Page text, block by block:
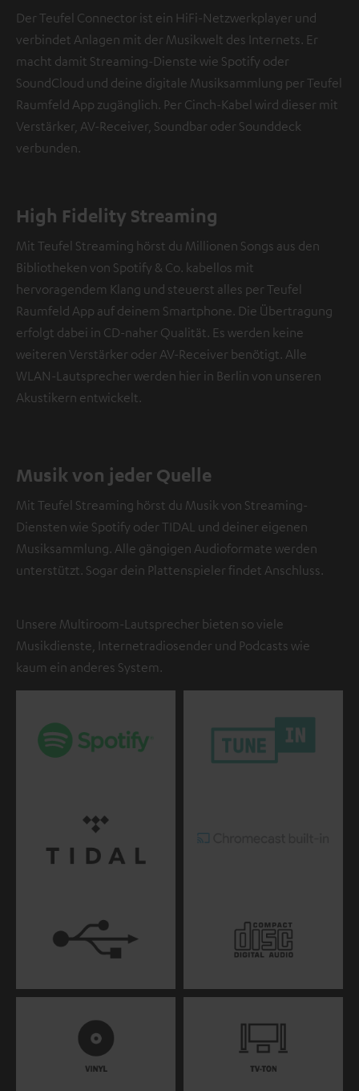
Der Teufel Connector ist ein HiFi-Netzwerkplayer und
verbindet Anlagen mit der Musikwelt des Internets. Er
macht damit Streaming-Dienste wie Spotify oder
SoundCloud und deine digitale Musiksammlung per Teufel
Raumfeld App zugänglich. Per Cinch-Kabel wird dieser mit
Verstärker, AV-Receiver, Soundbar oder Sounddeck
verbunden.
High Fidelity Streaming
Mit Teufel Streaming hörst du Millionen Songs aus den
Bibliotheken von Spotify & Co. kabellos mit
hervoragendem Klang und steuerst alles per Teufel
Raumfeld App auf deinem Smartphone. Die Übertragung
erfolgt dabei in CD-naher Qualität. Es werden keine
weiteren Verstärker oder AV-Receiver benötigt. Alle
WLAN-Lautsprecher werden hier in Berlin von unseren
Akustikern entwickelt.
Musik von jeder Quelle
Mit Teufel Streaming hörst du Musik von Streaming-
Diensten wie Spotify oder TIDAL und deiner eigenen
Musiksammlung. Alle gängigen Audioformate werden
unterstützt. Sogar dein Plattenspieler findet Anschluss.
Unsere Multiroom-Lautsprecher bieten so viele
Musikdienste, Internetradiosender und Podcasts wie
kaum ein anderes System.